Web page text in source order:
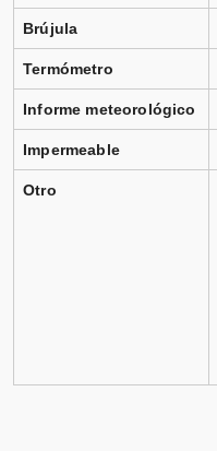
Brújula
Termómetro
Informe meteorológico
Impermeable
Otro